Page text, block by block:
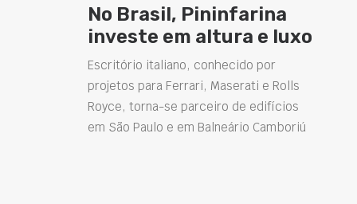
No Brasil, Pininfarina
investe em altura e luxo
Escritório italiano, conhecido por
projetos para Ferrari, Maserati e Rolls
Royce, torna-se parceiro de edifícios
em São Paulo e em Balneário Camboriú